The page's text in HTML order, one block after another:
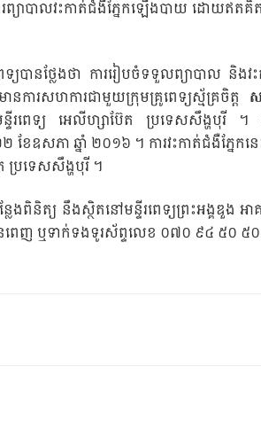
យាបាលវះកាត់ជំងឺភ្នែកឡើងបាយ ដោយឥតគិតថ្
នថ្លែងថា ការរៀបចំទទួលព្យាបាល និងវះ
នការសហការជាមួយក្រុមគ្រូពេទ្យស្ម័គ្រចិត្ត
ន្ទីរពេទ្យ អេលីហ្សាប៊ែត ប្រទេសសឹង្ហបុរី ។
ែឧសភា ឆ្នាំ ២០១៦ ។ ការវះកាត់ជំងឺភ្នែកន
ប្រទេសសឹង្ហបុរី ។
ពិនិត្យ នឹងស្ថិតនៅមន្ទីរពេទ្យព្រះអង្គឌួង អ
ដូនពេញ ឬទាក់ទងទូរស័ព្ទលេខ ០៧០ ៩៤ ៥០ ៥